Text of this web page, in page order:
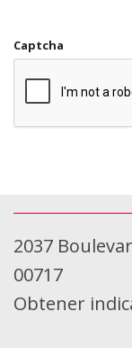
Captcha
2037
00717
Obtener